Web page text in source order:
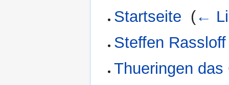
Startseite (←
Steffen Rassloff
Thueringen